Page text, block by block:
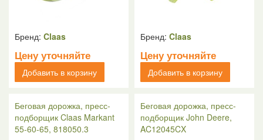
Бренд: Claas
Цену уточняйте
Добавить в корзину
Бренд: Claas
Цену уточняйте
Добавить в корзину
Беговая дорожка, пресс-
подборщик Claas Markant
55-60-65, 818050.3
Беговая дорожка, пресс-
подборщик John Deere,
AC12045CX